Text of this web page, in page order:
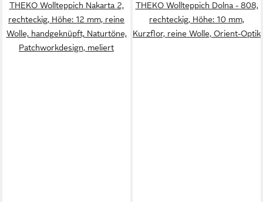
THEKO Wollteppich Nakarta 2,
rechteckig, Höhe: 12 mm, reine
Wolle, handgeknüpft, Naturtöne,
Patchworkdesign, meliert
THEKO Wollteppich Dolna - 808,
rechteckig, Höhe: 10 mm,
Kurzflor, reine Wolle, Orient-Optik